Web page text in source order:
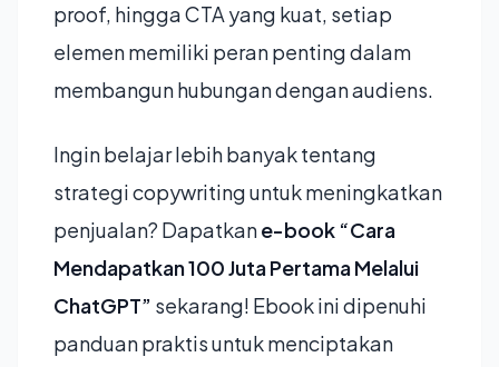
proof, hingga CTA yang kuat, setiap
elemen memiliki peran penting dalam
membangun hubungan dengan audiens.
Ingin belajar lebih banyak tentang
strategi copywriting untuk meningkatkan
penjualan? Dapatkane-book “Cara
Mendapatkan 100 Juta Pertama Melalui
ChatGPT” sekarang! Ebook ini dipenuhi
panduan praktis untuk menciptakan